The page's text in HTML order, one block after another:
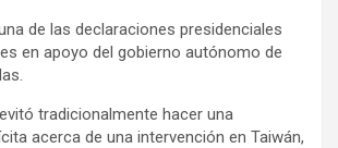
de las declaraciones presidenciales
en apoyo del gobierno autónomo de
tradicionalmente hacer una
acerca de una intervención en Taiwán,